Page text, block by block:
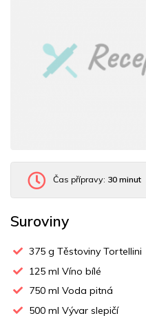
Čas přípravy: 30 minut
Suroviny
375 g Těstoviny Tortellini
125 ml Víno bílé
750 ml Voda pitná
500 ml Vývar slepičí